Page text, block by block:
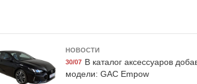
НОВОСТИ
30/07 В каталог аксессуаров
модели: GAC Empow